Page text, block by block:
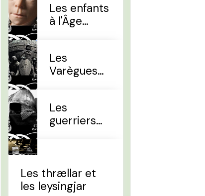
Les enfants
à l'Âge
Les
Varègues
Les
guerriers
Les thrællar et
les leysingjar